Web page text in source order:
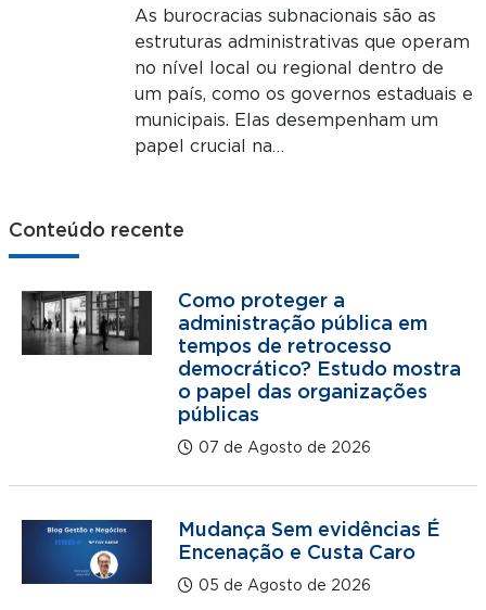
As burocracias subnacionais são as
estruturas administrativas que operam
no nível local ou regional dentro de
um país, como os governos estaduais e
municipais. Elas desempenham um
papel crucial na…
Conteúdo recente
Como proteger a
administração pública em
tempos de retrocesso
democrático? Estudo mostra
o papel das organizações
públicas
07 de Agosto de 2026
Mudança Sem evidências É
Encenação e Custa Caro
05 de Agosto de 2026